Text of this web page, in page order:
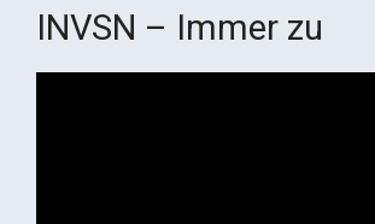
INVSN – Immer zu